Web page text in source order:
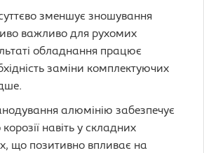
зменшує зношування
важливо для рухомих
обладнання працює
заміни комплектуючих
алюмінію забезпечує
корозії навіть у складних
що позитивно впливає на